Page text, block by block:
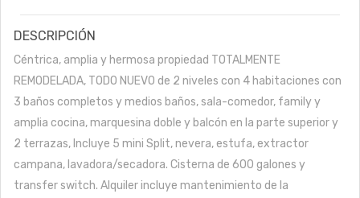
DESCRIPCIÓN
Céntrica, amplia y hermosa propiedad TOTALMENTE
REMODELADA, TODO NUEVO de 2 niveles con 4 habitaciones con
3 baños completos y medios baños, sala-comedor, family y
amplia cocina, marquesina doble y balcón en la parte superior y
2 terrazas, Incluye 5 mini Split, nevera, estufa, extractor
campana, lavadora/secadora. Cisterna de 600 galones y
transfer switch. Alquiler incluye mantenimiento de la